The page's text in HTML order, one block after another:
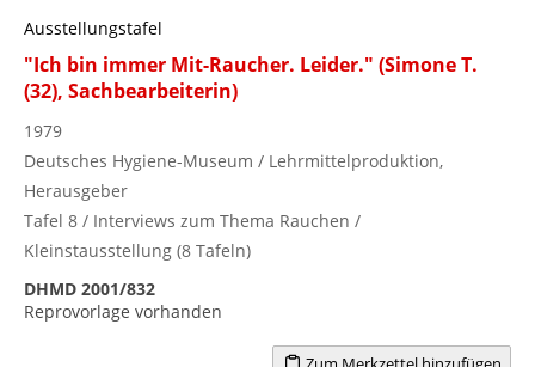
Ausstellungstafel
"Ich bin immer Mit-Raucher. Leider." (Simone T.
(32), Sachbearbeiterin)
1979
Deutsches Hygiene-Museum / Lehrmittelproduktion,
Herausgeber
Tafel 8 / Interviews zum Thema Rauchen /
Kleinstausstellung (8 Tafeln)
DHMD 2001/832
Reprovorlage vorhanden